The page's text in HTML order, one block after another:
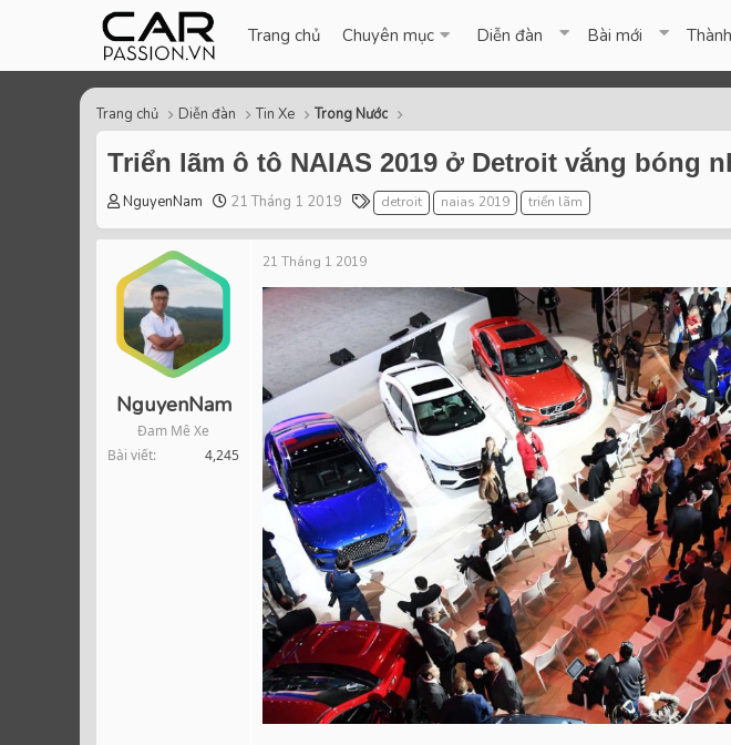
Trang chủ Chuyên mục Diễn đàn Bài mới
Trang chủ Diễn đàn Tin Xe Trong Nước
Triển lãm ô tô NAIAS 2019 ở Detroit vắng bóng
T
r
a
d
s
t
r
r
NguyenNam
S
a
t
21 Tháng 1 2019
T
a
g
detroit naias 2019 triển lãm
NguyenNam
Đam Mê Xe
Bài viết
4,245
21 Tháng 1 2019